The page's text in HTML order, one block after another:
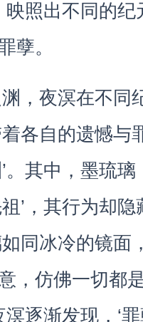
映照出不同的
孽。
，夜溟在不同
各自的遗憾与
。其中，墨琉璃
’，其行为却隐
同冰冷的镜面
，仿佛一切都
溟逐渐发现，‘